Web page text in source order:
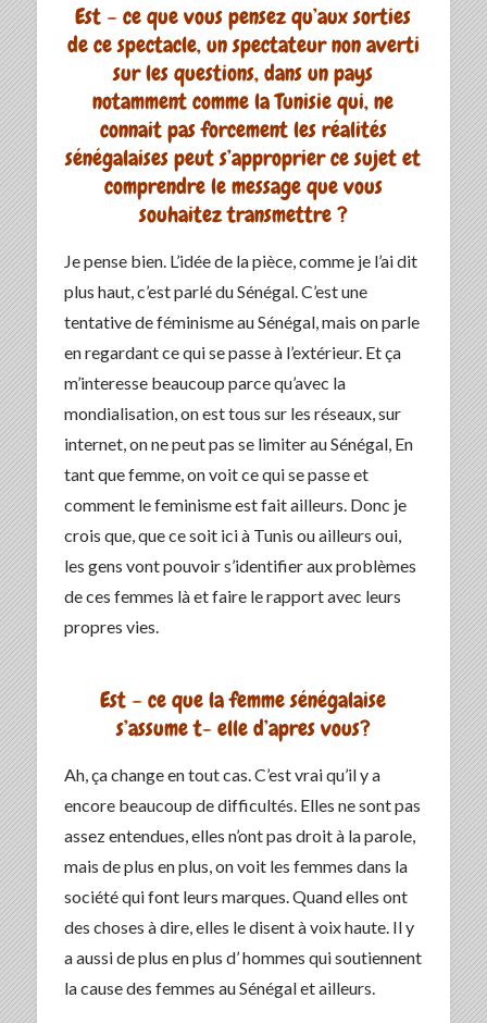
Est – ce que vous pensez qu’aux sorties
de ce spectacle, un spectateur non averti
sur les questions, dans un pays
notamment comme la Tunisie qui, ne
connait pas forcement les réalités
sénégalaises peut s’approprier ce sujet et
comprendre le message que vous
souhaitez transmettre ?
Je pense bien. L’idée de la pièce, comme je l’ai dit
plus haut, c’est parlé du Sénégal. C’est une
tentative de féminisme au Sénégal, mais on parle
en regardant ce qui se passe à l’extérieur. Et ça
m’interesse beaucoup parce qu’avec la
mondialisation, on est tous sur les réseaux, sur
internet, on ne peut pas se limiter au Sénégal, En
tant que femme, on voit ce qui se passe et
comment le feminisme est fait ailleurs. Donc je
crois que, que ce soit ici à Tunis ou ailleurs oui,
les gens vont pouvoir s’identifier aux problèmes
de ces femmes là et faire le rapport avec leurs
propres vies.
Est – ce que la femme sénégalaise
s’assume t- elle d’apres vous?
Ah, ça change en tout cas. C’est vrai qu’il y a
encore beaucoup de difficultés. Elles ne sont pas
assez entendues, elles n’ont pas droit à la parole,
mais de plus en plus, on voit les femmes dans la
société qui font leurs marques. Quand elles ont
des choses à dire, elles le disent à voix haute. Il y
a aussi de plus en plus d’ hommes qui soutiennent
la cause des femmes au Sénégal et ailleurs.